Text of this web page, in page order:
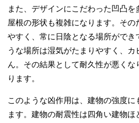
また、デザインにこだわった凹凸を
屋根の形状も複雑になります。その
やすく、常に日陰となる場所ができ
うな場所は湿気がたまりやすく、
ん。その結果として耐久性が悪く
ります。
このような凶作用は、建物の強度に
ます。建物の耐震性は四角い建物ほ